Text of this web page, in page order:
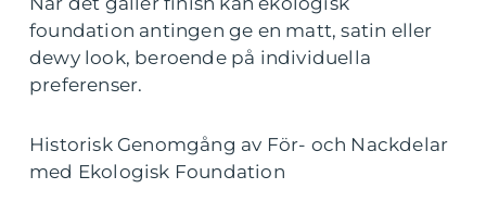
foundation antingen ge en matt, satin eller
dewy look, beroende på individuella
preferenser.
Historisk Genomgång av För- och Nackdelar
med Ekologisk Foundation